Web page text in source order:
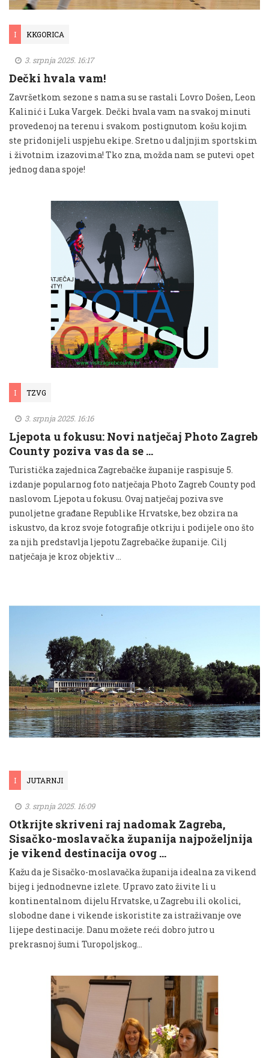
I KKGORICA
3. srpnja 2025. 16:17
Dečki hvala vam!
Završetkom sezone s nama su se rastali Lovro Došen, Leon
Kalinić i Luka Vargek. Dečki hvala vam na svakoj minuti
provedenoj na terenu i svakom postignutom košu kojim
ste pridonijeli uspjehu ekipe. Sretno u daljnjim sportskim
i životnim izazovima! Tko zna, možda nam se putevi opet
jednog dana spoje!
I TZVG
3. srpnja 2025. 16:16
Ljepota u fokusu: Novi natječaj Photo Zagreb
County poziva vas da se …
Turistička zajednica Zagrebačke županije raspisuje 5.
izdanje popularnog foto natječaja Photo Zagreb County pod
naslovom Ljepota u fokusu. Ovaj natječaj poziva sve
punoljetne građane Republike Hrvatske, bez obzira na
iskustvo, da kroz svoje fotografije otkriju i podijele ono što
za njih predstavlja ljepotu Zagrebačke županije. Cilj
natječaja je kroz objektiv …
I JUTARNJI
3. srpnja 2025. 16:09
Otkrijte skriveni raj nadomak Zagreba,
Sisačko-moslavačka županija najpoželjnija
je vikend destinacija ovog …
Kažu da je Sisačko-moslavačka županija idealna za vikend
bijeg i jednodnevne izlete. Upravo zato živite li u
kontinentalnom dijelu Hrvatske, u Zagrebu ili okolici,
slobodne dane i vikende iskoristite za istraživanje ove
lijepe destinacije. Danu možete reći dobro jutro u
prekrasnoj šumi Turopoljskog...